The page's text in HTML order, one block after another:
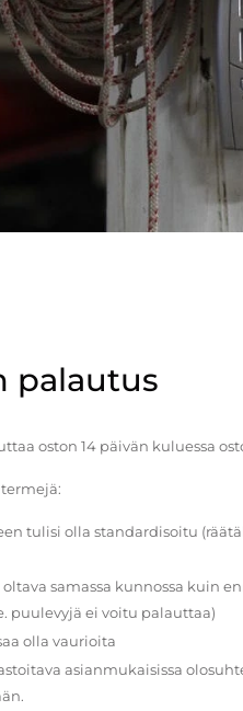
palautus
oston 14 päivän kuluessa
tulisi olla standardisoitu
samassa kunnossa kuin
puulevyjä ei voitu palauttaa)
olla vaurioita
asianmukaisissa